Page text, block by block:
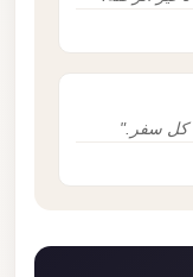
سفر."